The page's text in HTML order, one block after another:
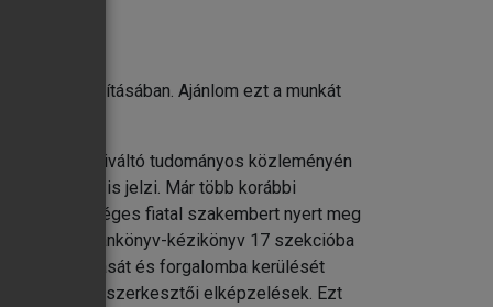
biztosításában. Ajánlom ezt a munkát
kiváltó tudományos közleményén
részvétele is jelzi. Már több korábbi
több tehetséges fiatal szakembert nyert meg
geriátriai tankönyv-kézikönyv 17 szekcióba
bemutatását és forgalomba kerülését
korszerű szerkesztői elképzelések. Ezt